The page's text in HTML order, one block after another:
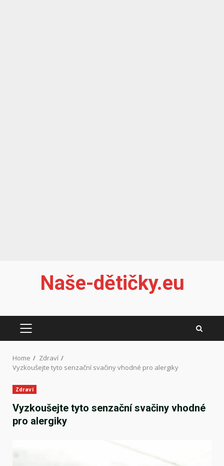
Naše-dětičky.eu
PRIMARY
Home
Zdraví
Vyzkoušejte tyto senzační svačiny vhodné pro alergiky
Zdraví
Vyzkoušejte tyto senzační svačiny vhodné
pro alergiky